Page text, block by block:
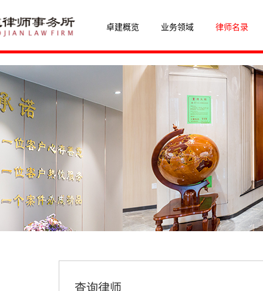
卓建概览 业务领域 律师名录
查询律师